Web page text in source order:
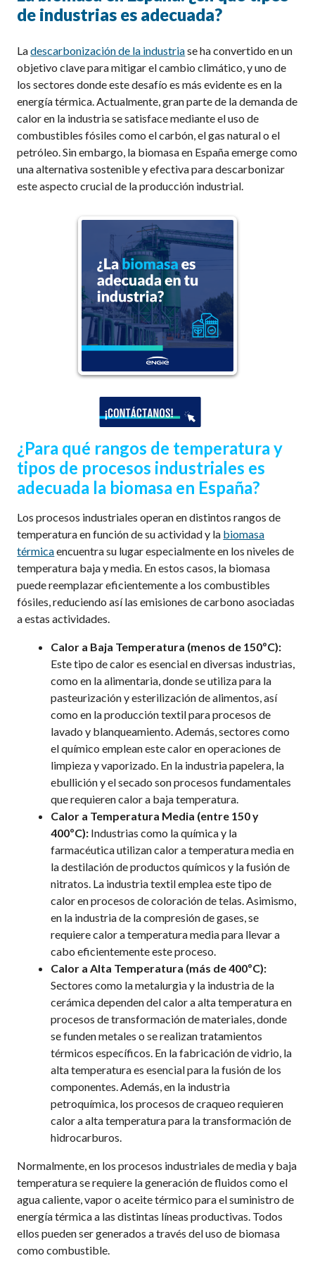
de industrias es adecuada?
Ladescarbonización de la industriase ha convertido en un
objetivo clave para mitigar el cambio climático, y uno de
los sectores donde este desafío es más evidente es en la
energía térmica. Actualmente, gran parte de la demanda de
calor en la industria se satisface mediante el uso de
combustibles fósiles como el carbón, el gas natural o el
petróleo. Sin embargo, la biomasaen Españaemerge como
una alternativa sostenible y efectiva para descarbonizar
este aspecto crucial de la producción industrial.
¿Para qué rangos de temperatura y
tipos de procesos industriales es
adecuada la biomasa en España?
Los procesos industriales operan en distintos rangos de
temperatura en función de su actividad y la biomasa
térmicaencuentra su lugar especialmente en los niveles de
temperatura baja y media. En estos casos, la biomasa
puede reemplazar eficientemente a los combustibles
fósiles, reduciendo así las emisiones de carbono asociadas
a estas actividades.
Calor a Baja Temperatura (menos de 150ºC):
Este tipo de calor es esencial en diversas industrias,
como en la alimentaria, donde se utiliza para la
pasteurización y esterilización de alimentos, así
como en la producción textil para procesos de
lavado y blanqueamiento. Además, sectores como
el químico emplean este calor en operaciones de
limpieza y vaporizado. En la industria papelera, la
ebullición y el secado son procesos fundamentales
que requieren calor a baja temperatura.
Calor a Temperatura Media (entre 150 y
400ºC): Industrias como la química y la
farmacéutica utilizan calor a temperatura media en
la destilación de productos químicos y la fusión de
nitratos. La industria textil emplea este tipo de
calor en procesos de coloración de telas. Asimismo,
en la industria de la compresión de gases, se
requiere calor a temperatura media para llevar a
cabo eficientemente este proceso.
Calor a Alta Temperatura (más de 400ºC):
Sectores como la metalurgia y la industria de la
cerámica dependen del calor a alta temperatura en
procesos de transformación de materiales, donde
se funden metales o se realizan tratamientos
térmicos específicos. En la fabricación de vidrio, la
alta temperatura es esencial para la fusión de los
componentes. Además, en la industria
petroquímica, los procesos de craqueo requieren
calor a alta temperatura para la transformación de
hidrocarburos.
Normalmente, en los procesos industriales de media y baja
temperatura se requiere la generación de fluidos como el
agua caliente, vapor o aceite térmico para el suministro de
energía térmica a las distintas líneas productivas. Todos
ellos pueden ser generados a través del uso de biomasa
como combustible.